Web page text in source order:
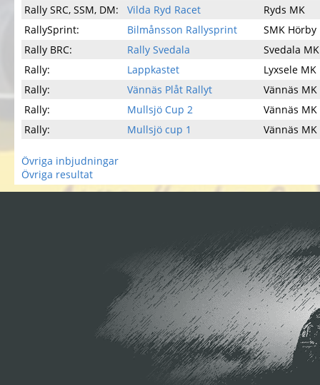
Rally SRC, SSM, DM:
Vilda Ryd Racet
Ryds MK
RallySprint:
Bilmånsson Rallysprint
SMK Hörby
Rally BRC:
Rally Svedala
Svedala MK
Rally:
Lappkastet
Lyxsele MK
Rally:
Vännäs Plåt Rallyt
Vännäs MK
Rally:
Mullsjö Cup 2
Vännäs MK
Rally:
Mullsjö cup 1 Vännäs MK
Övriga inbjudningar
Övriga resultat